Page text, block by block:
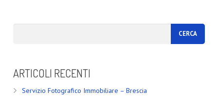
ARTICOLI RECENTI
Servizio Fotografico Immobiliare – Brescia